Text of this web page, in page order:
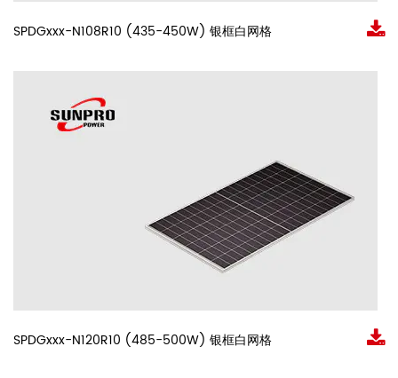
SPDGxxx-N108R10 (435-450W) 银框白网格
SPDGxxx-N120R10 (485-500W) 银框白网格